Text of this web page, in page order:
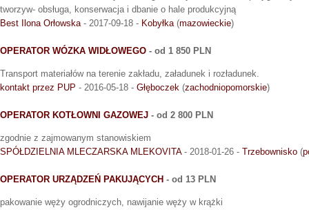
tworzyw- obsługa, konserwacja i dbanie o hale produkcyjną
Best Ilona Orłowska- 2017-09-18 - Kobyłka(mazowieckie)
OPERATOR WÓZKA WIDŁOWEGO - od 1 850 PLN
Transport materiałów na terenie zakładu, załadunek i rozładunek.
kontakt przez PUP - 2016-05-18 - Głęboczek (zachodniopomorskie)
OPERATOR KOTŁOWNI GAZOWEJ - od 2 800 PLN
zgodnie z zajmowanym stanowiskiem
SPÓŁDZIELNIA MLECZARSKA MLEKOVITA- 2018-01-26 - Trzebownisko (
OPERATOR URZĄDZEŃ PAKUJĄCYCH - od 13 PLN
pakowanie węży ogrodniczych, nawijanie węży w krążki